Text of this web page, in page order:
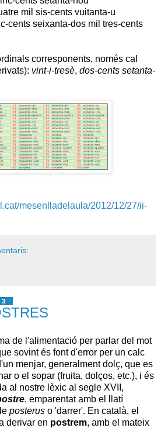
mil sis-cents vuitanta-u
cents seixanta-dos mil tres-cents
corresponents, només cal
vint-i-tresè, dos-cents setanta-
mesenlladelaula/2012/12/27/ii-
de l'alimentació per parlar del mot
sovint és font d'error per un calc
menjar, generalment dolç, que es
o el sopar (fruita, dolços, etc.), i és
al nostre lèxic al segle XVII,
, emparentat amb el llatí
posterus o 'darrer'. En català, el
derivar en postrem, amb el mateix